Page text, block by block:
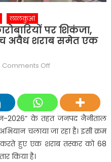
लालकुआं
पर शिकंजा,
अवैध शराब समेत एक
Comments Offon
का
नशा
कारोबारियों
पर
शिकंजा,
2026” के तहत जनपद नैनीताल
चलाया जा रहा है। इसी क्रम
हुए एक शराब तस्कर को 68
किया है।